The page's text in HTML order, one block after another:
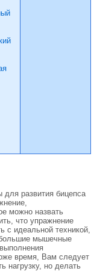
для развития бицепса
можно назвать
что упражнение
с идеальной техникой,
большие мышечные
время, Вам следует
нагрузку, но делать